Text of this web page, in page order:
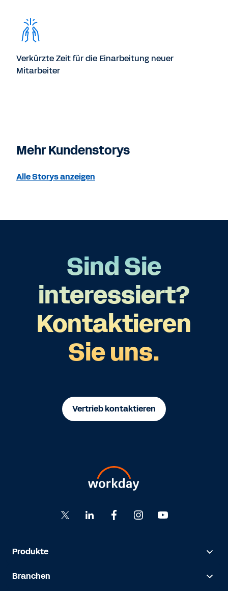
Verkürzte Zeit für die Einarbeitung neuer
Mitarbeiter
Mehr Kundenstorys
Alle Storys anzeigen
Sind Sie
interessiert?
Kontaktieren
Sie uns.
Vertrieb kontaktieren
Produkte
Branchen